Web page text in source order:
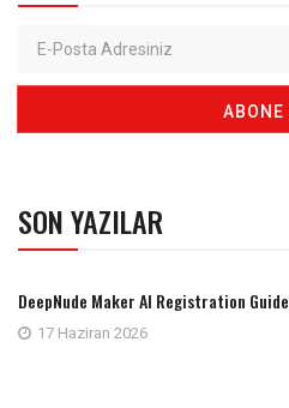
SON YAZILAR
DeepNude Maker AI Registration
17 Haziran 2026